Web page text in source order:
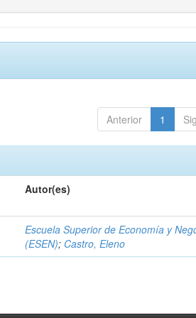
Anterior 1
Autor(es)
Escuela Superior de Economía y
(ESEN); Castro, Eleno